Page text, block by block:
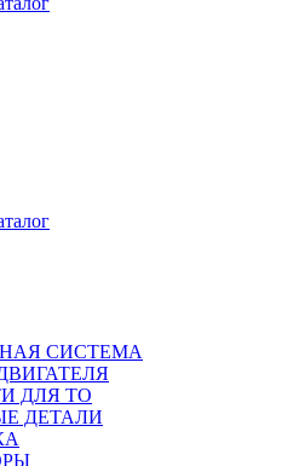
СИСТЕМА
ДЛЯ ТО
ДЕТАЛИ